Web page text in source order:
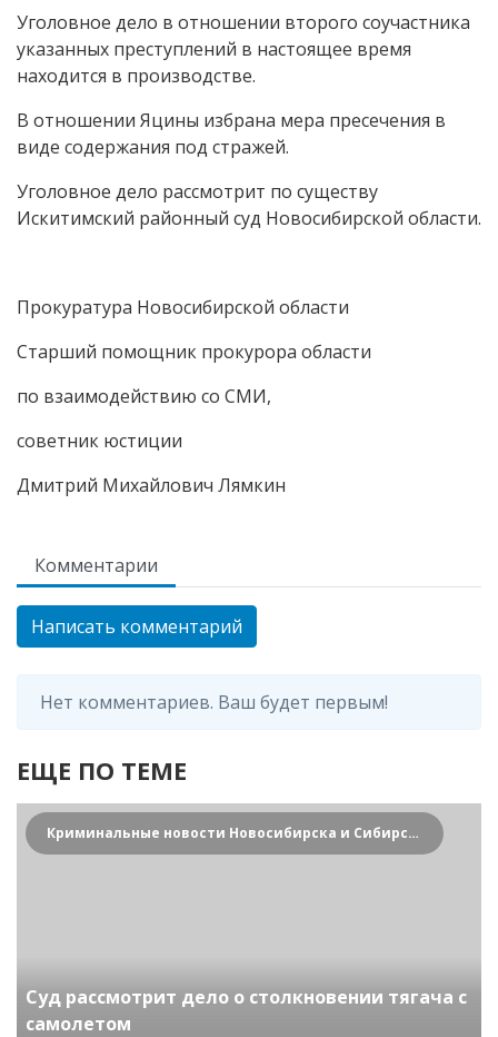
Уголовное дело в отношении второго соучастника
указанных преступлений в настоящее время
находится в производстве.
В отношении Яцины избрана мера пресечения в
виде содержания под стражей.
Уголовное дело рассмотрит по существу
Искитимский районный суд Новосибирской области.
Прокуратура Новосибирской области
Старший помощник прокурора области
по взаимодействию со СМИ,
советник юстиции
Дмитрий Михайлович Лямкин
Комментарии
Написать комментарий
Нет комментариев. Ваш будет первым!
ЕЩЕ ПО ТЕМЕ
Криминальные новости Новосибирска и Сибирского региона
Суд рассмотрит дело о столкновении тягача с
самолетом